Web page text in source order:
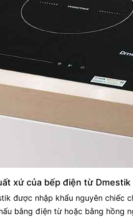
xứ của bếp điện từ Dmestik
được nhập khẩu nguyên chiếc
bằng điện từ hoặc bằng hồng